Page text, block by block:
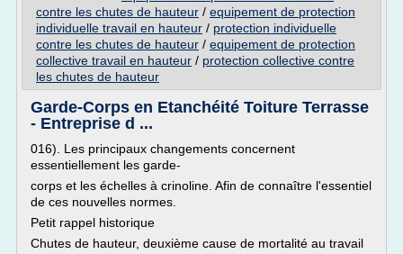
contre les chutes de hauteur / equipement de protection
individuelle travail en hauteur / protection individuelle
contre les chutes de hauteur / equipement de protection
collective travail en hauteur / protection collective contre
les chutes de hauteur
Garde-Corps en Etanchéité Toiture Terrasse
- Entreprise d ...
016). Les principaux changements concernent
essentiellement les garde-
corps et les échelles à crinoline. Afin de connaître l'essentiel
de ces nouvelles normes.
Petit rappel historique
Chutes de hauteur, deuxième cause de mortalité au travail